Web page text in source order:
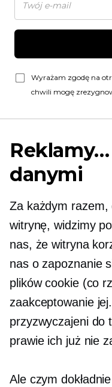
Wyrażam zgodę na
chwili mogę
danymi
Za każdym razem,
witrynę, widzimy
nas, że witryna
nas o zapoznanie
plików cookie (co
zaakceptowanie
przyzwyczajeni do
prawie ich już nie
Ale czym